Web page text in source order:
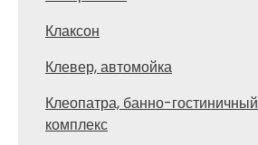
Клаксон
Клевер, автомойка
Клеопатра, банно-гостиничный
комплекс